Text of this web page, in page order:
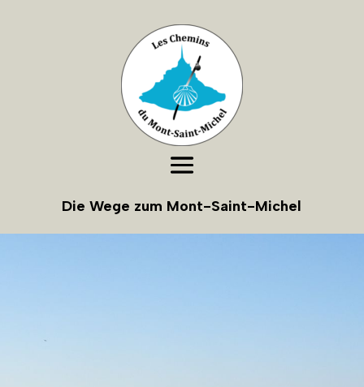
Die Wege zum Mont-Saint-Michel